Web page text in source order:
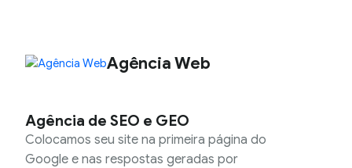
Agência Web
Agência de SEO e GEO
Colocamos seu site na primeira página do
Google e nas respostas geradas por